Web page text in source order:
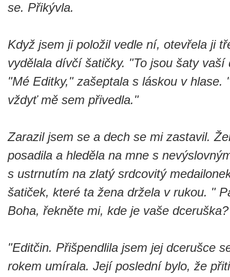
se. Přikývla.
Když jsem ji položil vedle ní, otevřela ji
vydělala dívčí šatičky. "To jsou šaty vaší
"Mé Editky," zašeptala s láskou v hlase.
vždyť mě sem přivedla."
Zarazil jsem se a dech se mi zastavil.
posadila a hleděla na mne s
s ustrnutím na zlatý srdcovitý
šatiček, které ta žena držela v rukou. "
Boha, řekněte mi, kde je vaše
"Editčin. Přišpendlila jsem jej dcerušce
rokem umírala. Její poslední bylo, že